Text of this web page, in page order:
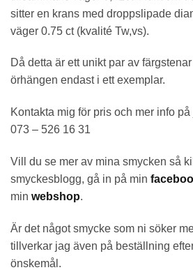
sitter en krans med droppslipade
väger 0.75 ct (kvalité Tw,vs).
Då detta är ett unikt par av
örhängen endast i ett exemplar.
Kontakta mig för pris och mer info
073 – 526 16 31
Vill du se mer av mina smycken så
smyckesblogg, gå in på min
min webshop.
Är det något smycke som ni söker
tillverkar jag även på beställning
önskemål.